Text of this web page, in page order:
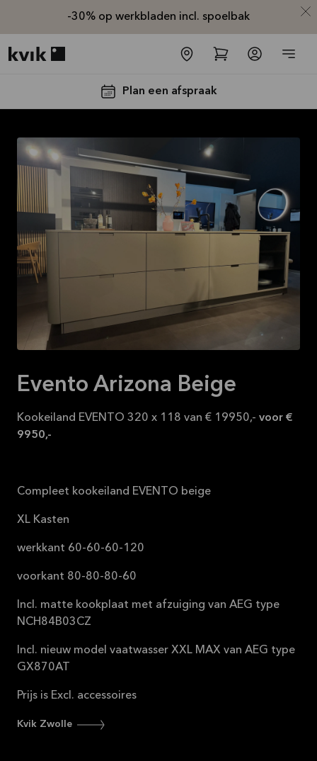
-30% op werkbladen incl. spoelbak
Plan een afspraak
-30% op alle
en kraan*
Aanbieding is geldig tot
Evento Arizona Beige
Kookeiland EVENTO 320 x 118 van € 19950,- voor €
9950,-
Compleet kookeiland EVENTO beige
XL Kasten
werkkant 60-60-60-120
voorkant 80-80-80-60
Incl. matte kookplaat met afzuiging van AEG type
NCH84B03CZ
Incl. nieuw model vaatwasser XXL MAX van AEG type
GX870AT
Prijs is Excl. accessoires
Kvik Zwolle